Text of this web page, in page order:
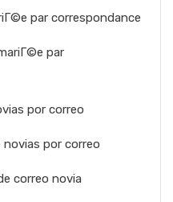
par correspondance
par
por correo
por correo
correo novia